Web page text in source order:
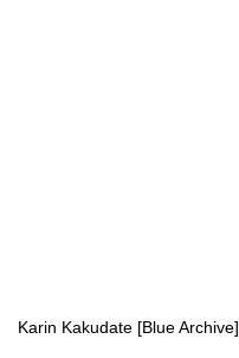
Karin Kakudate [Blue Archive]